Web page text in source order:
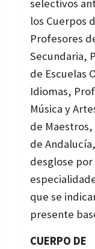
selectivos
los Cuerpos
Profesores
Secundaria,
de Escuelas
Idiomas,
Música y
de
de
desglose por
que se
presente
CUERPO DE